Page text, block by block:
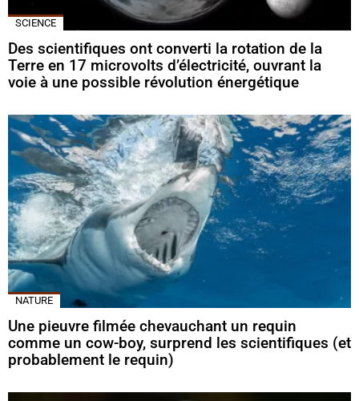
SCIENCE
Des scientifiques ont converti la rotation de la
Terre en 17 microvolts d’électricité, ouvrant la
voie à une possible révolution énergétique
NATURE
Une pieuvre filmée chevauchant un requin
comme un cow-boy, surprend les scientifiques (et
probablement le requin)